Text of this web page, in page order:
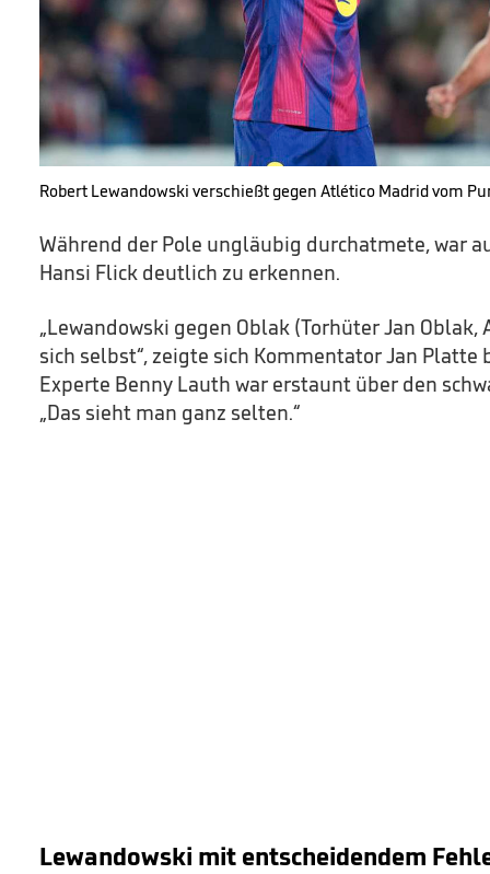
Robert Lewandowski verschießt gegen Atlético Madrid vom
Während der Pole ungläubig durchatmete, war
Hansi Flick deutlich zu erkennen.
„Lewandowski gegen Oblak (Torhüter Jan Oblak,
sich selbst“, zeigte sich Kommentator Jan Platte
Experte Benny Lauth war erstaunt über den
„Das sieht man ganz selten.“
Lewandowski mit entscheidendem